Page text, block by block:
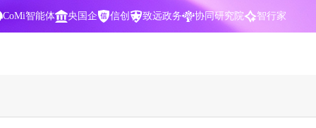
CoMi智能体 央国企 信创 致远政务 协同研究院 智行家